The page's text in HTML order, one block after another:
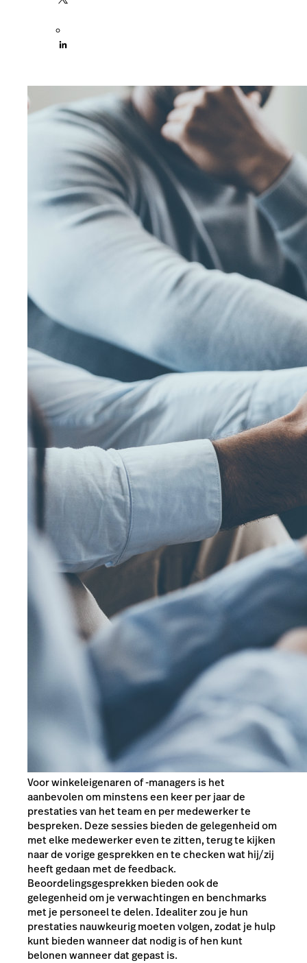
Voor winkeleigenaren of -managers is het
aanbevolen om minstens een keer per jaar de
prestaties van het team en per medewerker te
bespreken. Deze sessies bieden de gelegenheid om
met elke medewerker even te zitten, terug te kijken
naar de vorige gesprekken en te checken wat hij/zij
heeft gedaan met de feedback.
Beoordelingsgesprekken bieden ook de
gelegenheid om je verwachtingen en benchmarks
met je personeel te delen. Idealiter zou je hun
prestaties nauwkeurig moeten volgen, zodat je hulp
kunt bieden wanneer dat nodig is of hen kunt
belonen wanneer dat gepast is.